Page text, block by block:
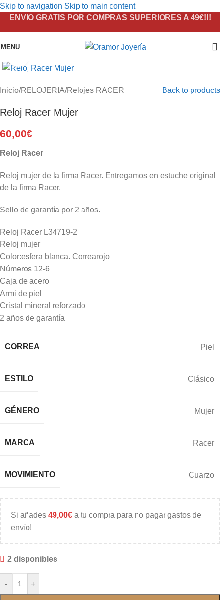
Skip to navigation Skip to main content
ENVIO GRATIS POR COMPRAS SUPERIORES A 49€!!!
MENU
Inicio/RELOJERIA/Relojes RACER Back to products
Reloj Racer Mujer
60,00€
Reloj Racer
Reloj mujer de la firma Racer. Entregamos en estuche original
de la firma Racer.
Sello de garantía por 2 años.
Reloj Racer L34719-2
Reloj mujer
Color:esfera blanca. Correarojo
Números 12-6
Caja de acero
Armi de piel
Cristal mineral reforzado
2 años de garantía
CORREA Piel
ESTILO Clásico
GÉNERO Mujer
MARCA Racer
MOVIMIENTO Cuarzo
Si añades 49,00€ a tu compra para no pagar gastos de
envío!
2 disponibles
- +